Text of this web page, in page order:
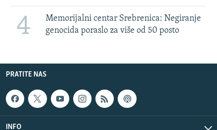
4
Memorijalni centar Srebrenica: Negiranje
genocida poraslo za više od 50 posto
PRATITE NAS
INFO